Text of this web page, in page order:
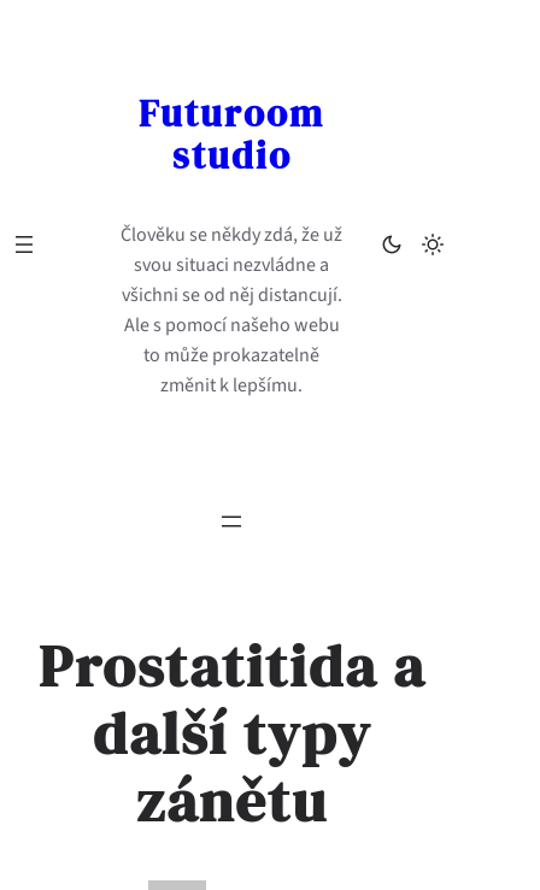
Futuroom
studio
Člověku se někdy zdá, že už
svou situaci nezvládne a
všichni se od něj distancují.
Ale s pomocí našeho webu
to může prokazatelně
změnit k lepšímu.
Prostatitida a
další typy
zánětu